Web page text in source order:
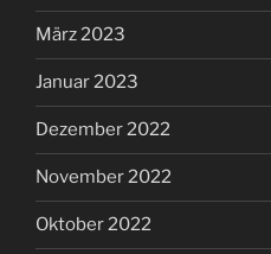
März 2023
Januar 2023
Dezember 2022
November 2022
Oktober 2022